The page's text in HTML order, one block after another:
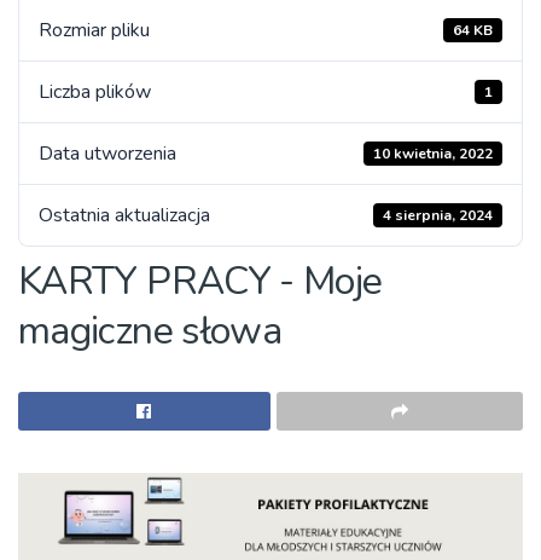
Rozmiar pliku 64 KB
Liczba plików 1
Data utworzenia 10 kwietnia, 2022
Ostatnia aktualizacja 4 sierpnia, 2024
KARTY PRACY - Moje
magiczne słowa